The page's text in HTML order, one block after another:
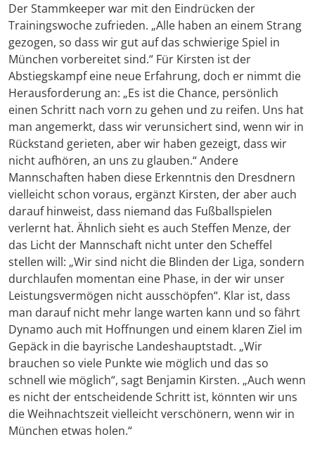
Der Stammkeeper war mit den Eindrücken der
Trainingswoche zufrieden. „Alle haben an einem Strang
gezogen, so dass wir gut auf das schwierige Spiel in
München vorbereitet sind.“ Für Kirsten ist der
Abstiegskampf eine neue Erfahrung, doch er nimmt die
Herausforderung an: „Es ist die Chance, persönlich
einen Schritt nach vorn zu gehen und zu reifen. Uns hat
man angemerkt, dass wir verunsichert sind, wenn wir in
Rückstand gerieten, aber wir haben gezeigt, dass wir
nicht aufhören, an uns zu glauben.“ Andere
Mannschaften haben diese Erkenntnis den Dresdnern
vielleicht schon voraus, ergänzt Kirsten, der aber auch
darauf hinweist, dass niemand das Fußballspielen
verlernt hat. Ähnlich sieht es auch Steffen Menze, der
das Licht der Mannschaft nicht unter den Scheffel
stellen will: „Wir sind nicht die Blinden der Liga, sondern
durchlaufen momentan eine Phase, in der wir unser
Leistungsvermögen nicht ausschöpfen“. Klar ist, dass
man darauf nicht mehr lange warten kann und so fährt
Dynamo auch mit Hoffnungen und einem klaren Ziel im
Gepäck in die bayrische Landeshauptstadt. „Wir
brauchen so viele Punkte wie möglich und das so
schnell wie möglich“, sagt Benjamin Kirsten. „Auch wenn
es nicht der entscheidende Schritt ist, könnten wir uns
die Weihnachtszeit vielleicht verschönern, wenn wir in
München etwas holen.“